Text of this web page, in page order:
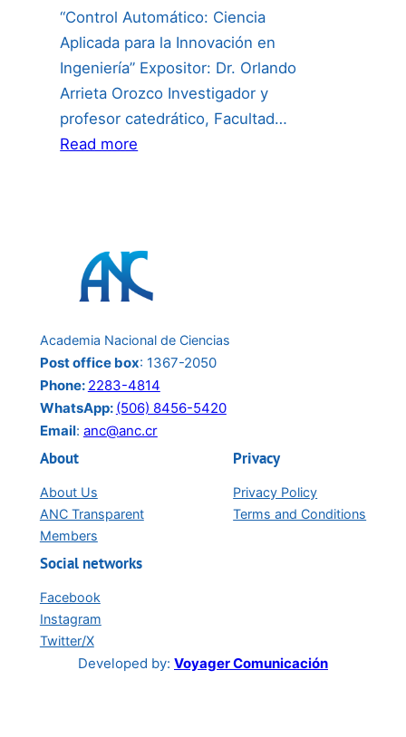
“Control Automático: Ciencia
Aplicada para la Innovación en
Ingeniería” Expositor: Dr. Orlando
Arrieta Orozco Investigador y
profesor catedrático, Facultad…
Read more
24
junio:
Academia Nacional de Ciencias
Post office box: 1367-2050
Phone: 2283-4814
WhatsApp: (506) 8456-5420
Email: anc@anc.cr
About
About Us
ANC Transparent
Members
Privacy
Privacy Policy
Terms and Conditions
Social networks
Facebook
Instagram
Twitter/X
Developed by: Voyager Comunicación